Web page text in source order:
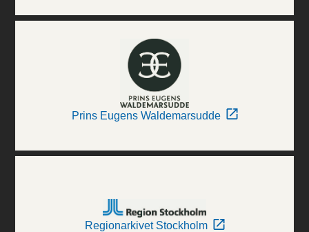
Prins Eugens Waldemarsudde
Regionarkivet Stockholm